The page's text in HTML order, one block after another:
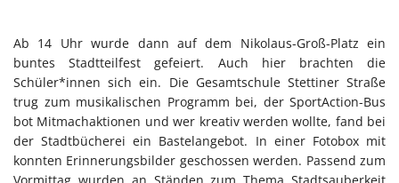
Ab 14 Uhr wurde dann auf dem Nikolaus-Groß-Platz ein
buntes Stadtteilfest gefeiert. Auch hier brachten die
Schüler*innen sich ein. Die Gesamtschule Stettiner Straße
trug zum musikalischen Programm bei, der SportAction-Bus
bot Mitmachaktionen und wer kreativ werden wollte, fand bei
der Stadtbücherei ein Bastelangebot. In einer Fotobox mit
konnten Erinnerungsbilder geschossen werden. Passend zum